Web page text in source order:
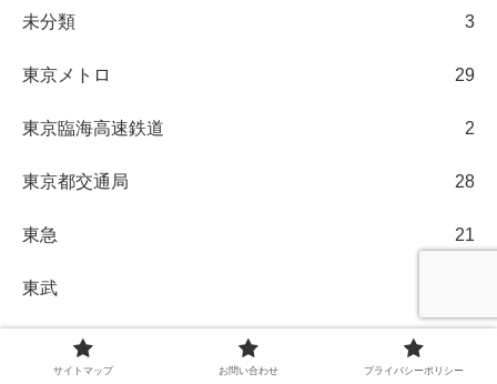
未分類 3
東京メトロ 29
東京臨海高速鉄道 2
東京都交通局 28
東急 21
東武
東葉高速鉄道
サイトマップ お問い合わせ プライバシーポリシー